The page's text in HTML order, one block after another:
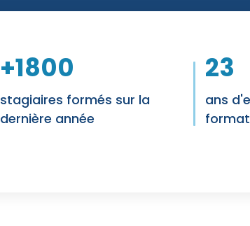
+1800
stagiaires formés sur la
dernière année
23
ans